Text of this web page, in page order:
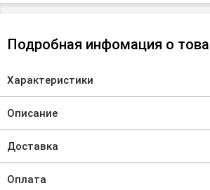
Подробная инфомация о
Характеристики
Описание
Доставка
Оплата